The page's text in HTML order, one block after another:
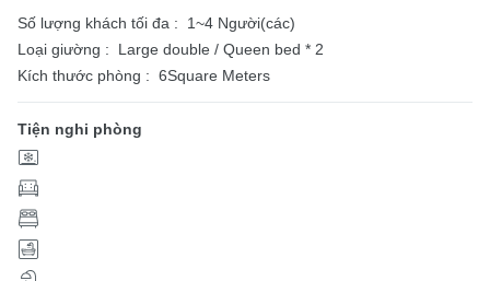
Số lượng khách tối đa :
1~4 Người(các)
Loại giường :
Large double / Queen bed * 2
Kích thước phòng : 6Square Meters
Tiện nghi phòng